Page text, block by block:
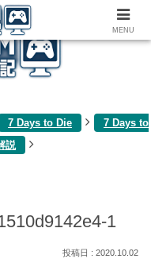
ログ
7 Days to Die
7 Days to
説
1
2020.10.02
MENU